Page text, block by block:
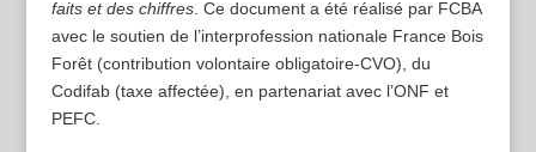
faits et des chiffres. Ce document a été réalisé par FCBA
avec le soutien de l’interprofession nationale France Bois
Forêt (contribution volontaire obligatoire-CVO), du
Codifab (taxe affectée), en partenariat avec l’ONF et
PEFC.